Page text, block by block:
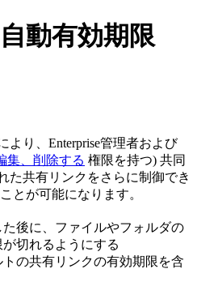
動有効期限
より、Enterprise管理者および
集、削除する 権限を持つ) 共同
た共有リンクをさらに制御でき
とが可能になります。
後に、ファイルやフォルダの
切れるようにする
の共有リンクの有効期限を含